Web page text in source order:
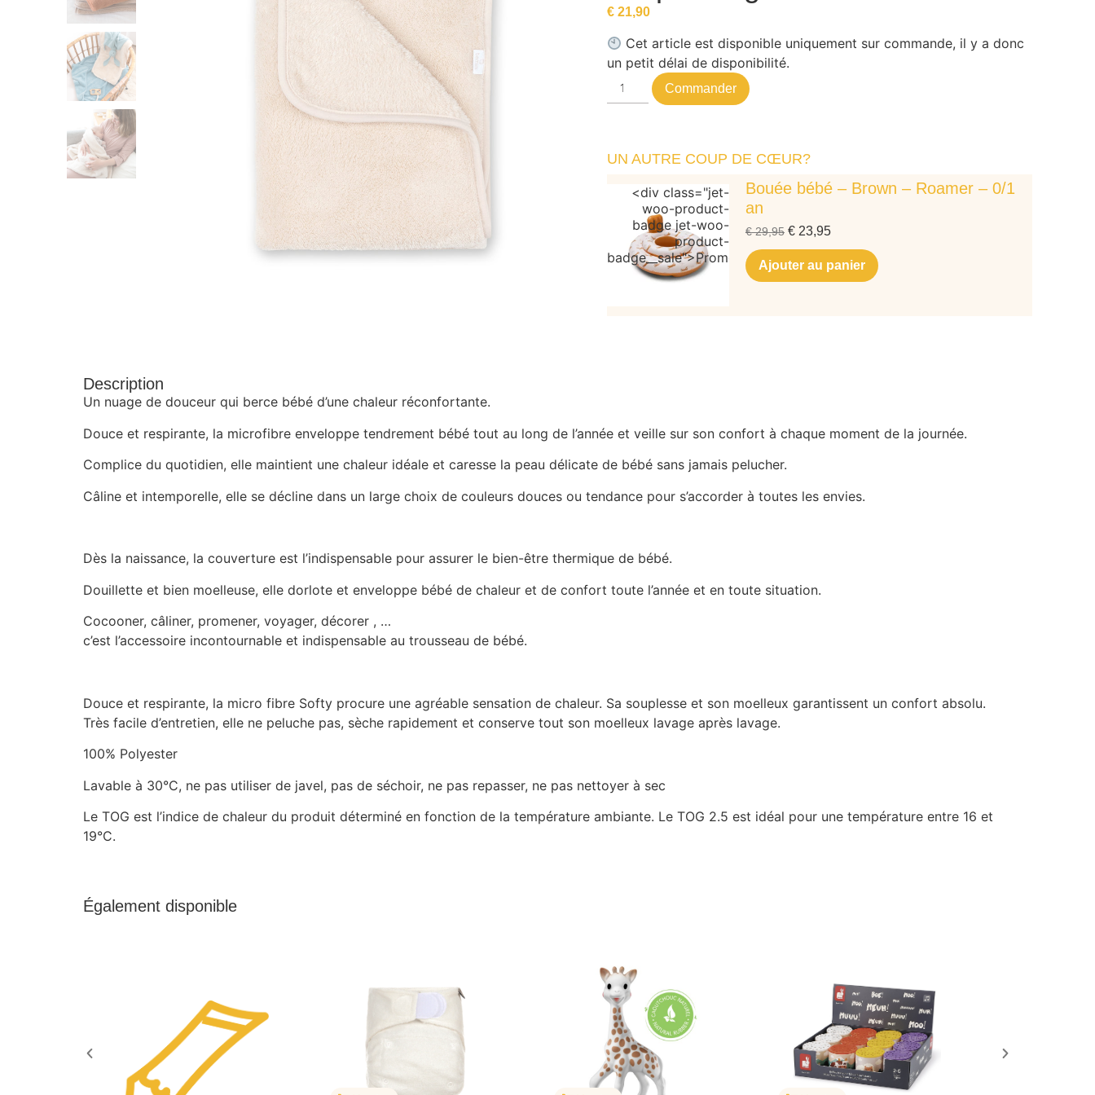
€21,90
Cet article est disponible uniquement sur commande, il y a donc
un petit délai de disponibilité.
Commander
UN AUTRE COUP DE CŒUR?
<div class="jet-
woo-product-
badge jet-woo-
product-
badge__sale">Promo</div>
Bouée bébé – Brown – Roamer – 0/1
an
€29,95 €23,95
Ajouter au panier
Description
Un nuage de douceur qui berce bébé d’une chaleur réconfortante.
Douce et respirante, la microfibre enveloppe tendrement bébé tout au long de l’année et veille sur son confort à chaque moment de la journée.
Complice du quotidien, elle maintient une chaleur idéale et caresse la peau délicate de bébé sans jamais pelucher.
Câline et intemporelle, elle se décline dans un large choix de couleurs douces ou tendance pour s’accorder à toutes les envies.
Dès la naissance, la couverture est l’indispensable pour assurer le bien-être thermique de bébé.
Douillette et bien moelleuse, elle dorlote et enveloppe bébé de chaleur et de confort toute l’année et en toute situation.
Cocooner, câliner, promener, voyager, décorer , …
c’est l’accessoire incontournable et indispensable au trousseau de bébé.
Douce et respirante, la micro fibre Softy procure une agréable sensation de chaleur. Sa souplesse et son moelleux garantissent un confort absolu.
Très facile d’entretien, elle ne peluche pas, sèche rapidement et conserve tout son moelleux lavage après lavage.
100% Polyester
Lavable à 30°C, ne pas utiliser de javel, pas de séchoir, ne pas repasser, ne pas nettoyer à sec
Le TOG est l’indice de chaleur du produit déterminé en fonction de la température ambiante. Le TOG 2.5 est idéal pour une température entre 16 et
19°C.
Également disponible